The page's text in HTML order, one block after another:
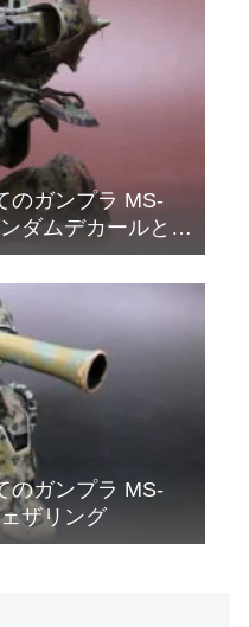
のガンプラ MS-
ムデカールと偽
のガンプラ MS-
ザリング